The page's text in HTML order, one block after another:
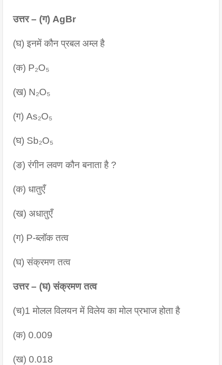
उत्तर – (ग) AgBr
(घ) इनमें कौन प्रबल अम्ल है
(क) P₂O₅
(ख) N₂O₅
(ग) As₂O₅
(घ) Sb₂O₅
(ङ) रंगीन लवण कौन बनाता है ?
(क) धातुएँ
(ख) अधातुएँ
(ग) P-ब्लॉक तत्व
(घ) संक्रमण तत्व
उत्तर – (घ) संक्रमण तत्व
(च)1 मोलल विलयन में विलेय का मोल प्रभाज होता है
(क) 0.009
(ख) 0.018